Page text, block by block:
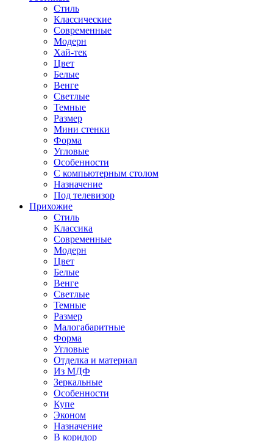
Стиль
Классические
Современные
Модерн
Хай-тек
Цвет
Белые
Венге
Светлые
Темные
Размер
Мини стенки
Форма
Угловые
Особенности
С компьютерным столом
Назначение
Под телевизор
Прихожие
Стиль
Классика
Современные
Модерн
Цвет
Белые
Венге
Светлые
Темные
Размер
Малогабаритные
Форма
Угловые
Отделка и материал
Из МДФ
Зеркальные
Особенности
Купе
Эконом
Назначение
В коридор